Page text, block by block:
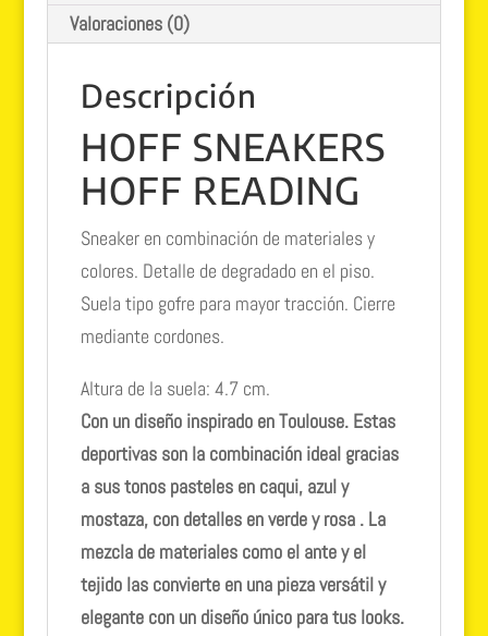
Valoraciones (0)
Descripción
HOFF SNEAKERS
HOFF READING
Sneaker en combinación de materiales y
colores. Detalle de degradado en el piso.
Suela tipo gofre para mayor tracción. Cierre
mediante cordones.
Altura de la suela: 4.7 cm.
Con un diseño inspirado en Toulouse. Estas
deportivas son la combinación ideal gracias
a sus tonos pasteles en caqui, azul y
mostaza, con detalles en verde y rosa . La
mezcla de materiales como el ante y el
tejido las convierte en una pieza versátil y
elegante con un diseño único para tus looks.